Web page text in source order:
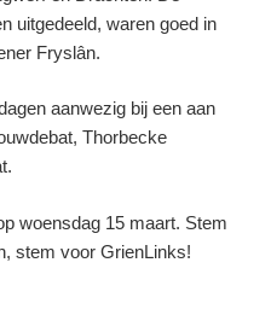
uitgedeeld, waren goed in
Fryslân.
aanwezig bij een aan
Thorbecke
woensdag 15 maart. Stem
stem voor GrienLinks!